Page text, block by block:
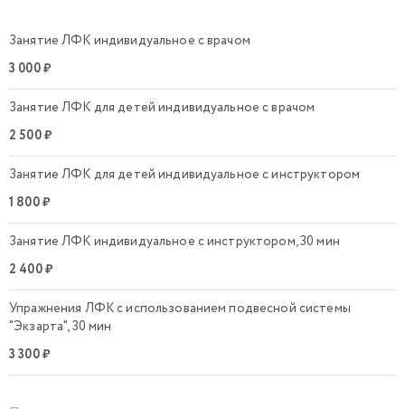
Занятие ЛФК индивидуальное с врачом
3 000 ₽
Занятие ЛФК для детей индивидуальное с врачом
2 500 ₽
Занятие ЛФК для детей индивидуальное с инструктором
1 800 ₽
Занятие ЛФК индивидуальное с инструктором, 30 мин
2 400 ₽
Упражнения ЛФК с использованием подвесной системы
"Экзарта", 30 мин
3 300 ₽